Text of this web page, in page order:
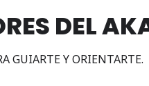
DEL
GUIARTE Y ORIENTARTE.